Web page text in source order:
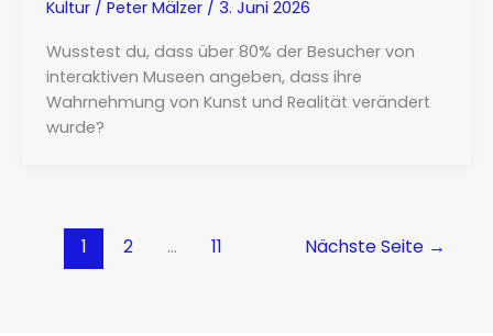
Kultur/ Peter Mälzer / 3. Juni 2026
Wusstest du, dass über 80% der Besucher von
interaktiven Museen angeben, dass ihre
Wahrnehmung von Kunst und Realität verändert
wurde?
1 2 … 11 Nächste Seite →